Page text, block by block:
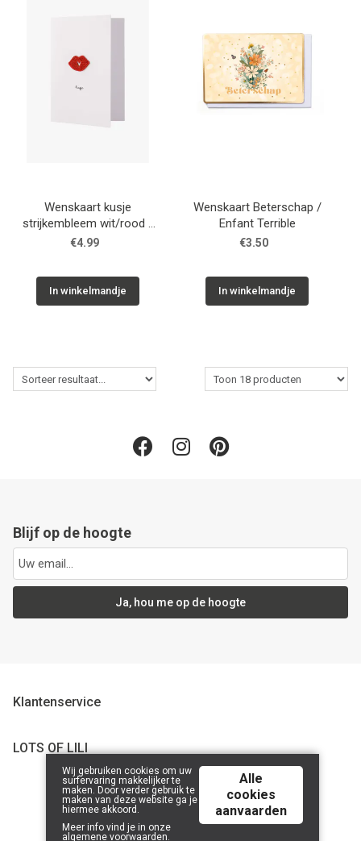
Wenskaart kusje
strijkembleem wit/rood /
Zusss
€4.99
In winkelmandje
Wenskaart Beterschap /
Enfant Terrible
€3.50
In winkelmandje
Blijf op de hoogte
Ja, hou me op de hoogte
Klantenservice
LOTS OF LILI
© 2026 Lots of Lili | Powered byTilroy.
Wij gebruiken cookies om uw
surfervaring makkelijker te
maken. Door verder gebruik te
maken van deze website ga je
hiermee akkoord.
Meer info vind je in onze
algemene voorwaarden.
Alle
cookies
aanvaarden